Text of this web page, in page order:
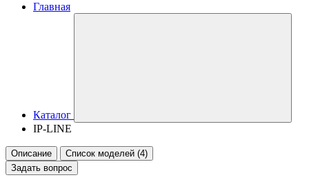
Главная
Каталог
IP-LINE
Описание
Список моделей (4)
Задать вопрос